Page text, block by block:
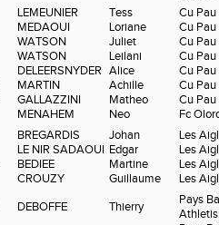
LEMEUNIER Tess
Cu Pau
MEDAOUI Loriane
Cu Pau
WATSON Juliet
Cu Pau
WATSON Leilani
Cu Pau
DELEERSNYDER Alice
Cu Pau
MARTIN Achille
Cu Pau
GALLAZZINI Matheo
Cu Pau
MENAHEM Neo
Fc
BREGARDIS Johan
Les
LE NIR SADAOUI Edgar
Les
BEDIEE Martine
Les
CROUZY Guillaume
Les
DEBOFFE Thierry
Pays